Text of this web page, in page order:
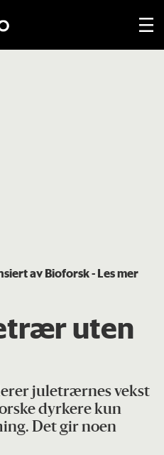
av Bioforsk- Les mer
uten
juletrærnes vekst
dyrkere kun
Det gir noen